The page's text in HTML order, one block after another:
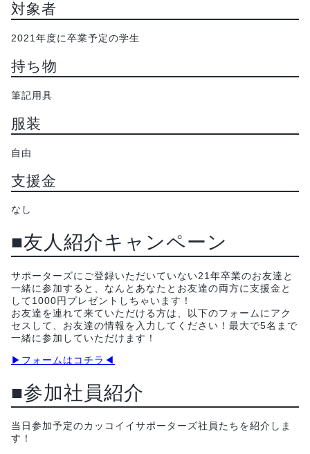
対象者
2021年度に卒業予定の学生
持ち物
筆記用具
服装
自由
支援金
なし
■友人紹介キャンペーン
サポーターズにご登録いただいていない21年卒業のお友達と
一緒に参加すると、なんとあなたとお友達の両方に支援金と
して1000円プレゼントしちゃいます！
お友達を連れて来ていただける方は、以下のフォームにアク
セスして、お友達の情報を入力してください！最大で5名まで
一緒に参加していただけます！
▶フォームはコチラ◀
■参加社員紹介
当日参加予定のカッコイイサポーターズ社員たちを紹介しま
す！